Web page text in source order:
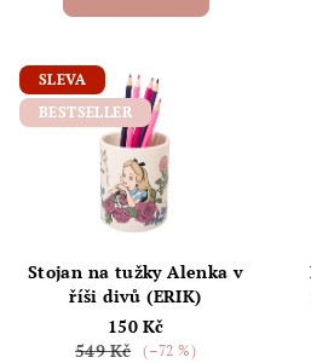
SLEVA
BESTSELLER
Stojan na tužky Alenka v
říši divů (ERIK)
150 Kč
549 Kč
(–72 %)